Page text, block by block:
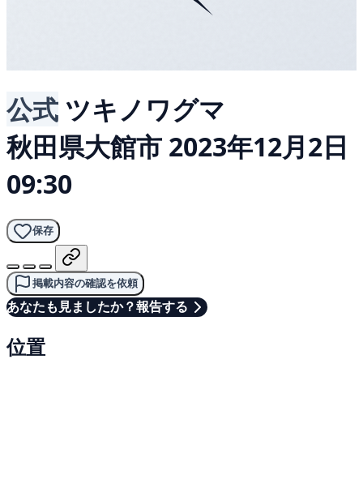
公式 ツキノワグマ
秋田県大館市 2023年12月2日
09:30
保存
掲載内容の確認を依頼
あなたも見ましたか？報告する
位置